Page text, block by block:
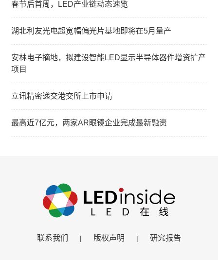
春节后首周，LED产业链动态速览
湖北利友光电超宽幅偏光片基地即将在5月量产
安林电子摘地，拟建设智能LED显示半导体器件增资扩产
项目
立讯精密递交港交所上市申请
最高近7亿元，两家AR眼镜企业完成最新融资
联系我们 | 版权声明 | 研究报告